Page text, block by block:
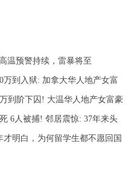
温预警持续，雷暴将至
万到入狱: 加拿大华人地产女富
到阶下囚! 大温华人地产女富豪
6人被捕! 邻居震惊: 37年来头
才明白，为何留学生都不愿回国